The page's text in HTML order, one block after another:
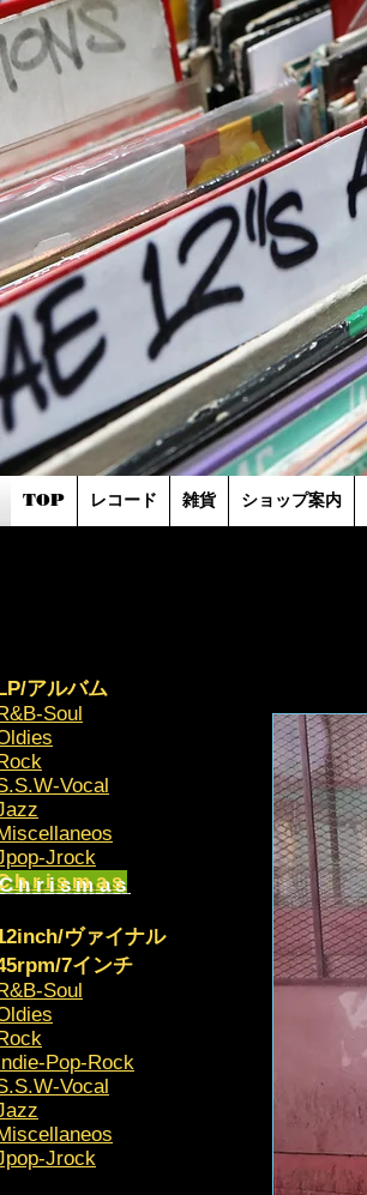
TOP レコード 雑貨 ショップ案内
アルバム
Soul
Vocal
Jrock
ヴァイナル
7インチ
Soul
Pop-Rock
Vocal
Jrock